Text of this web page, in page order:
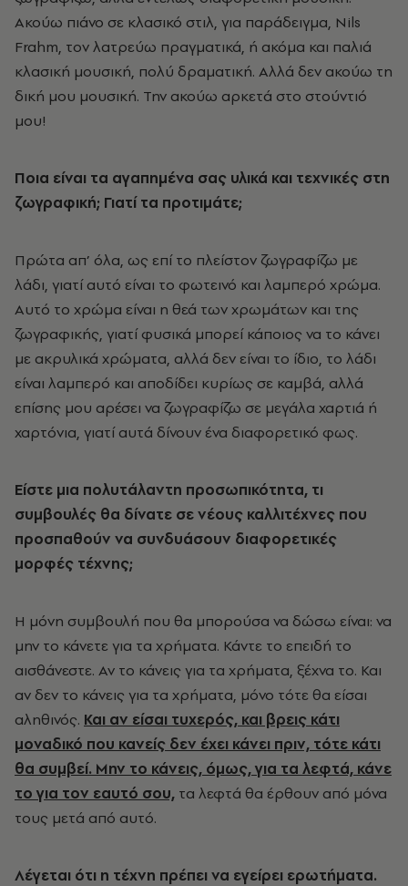
Ακούω πιάνο σε κλασικό στιλ, για παράδειγμα, Nils
Frahm, τον λατρεύω πραγματικά, ή ακόμα και παλιά
κλασική μουσική, πολύ δραματική. Αλλά δεν ακούω τη
δική μου μουσική. Την ακούω αρκετά στο στούντιό
μου!
Ποια είναι τα αγαπημένα σας υλικά και τεχνικές στη
ζωγραφική; Γιατί τα προτιμάτε;
Πρώτα απ’ όλα, ως επί το πλείστον ζωγραφίζω με
λάδι, γιατί αυτό είναι το φωτεινό και λαμπερό χρώμα.
Αυτό το χρώμα είναι η θεά των χρωμάτων και της
ζωγραφικής, γιατί φυσικά μπορεί κάποιος να το κάνει
με ακρυλικά χρώματα, αλλά δεν είναι το ίδιο, το λάδι
είναι λαμπερό και αποδίδει κυρίως σε καμβά, αλλά
επίσης μου αρέσει να ζωγραφίζω σε μεγάλα χαρτιά ή
χαρτόνια, γιατί αυτά δίνουν ένα διαφορετικό φως.
Είστε μια πολυτάλαντη προσωπικότητα, τι
συμβουλές θα δίνατε σε νέους καλλιτέχνες που
προσπαθούν να συνδυάσουν διαφορετικές
μορφές τέχνης;
Η μόνη συμβουλή που θα μπορούσα να δώσω είναι: να
μην το κάνετε για τα χρήματα. Κάντε το επειδή το
αισθάνεστε. Αν το κάνεις για τα χρήματα, ξέχνα το. Και
αν δεν το κάνεις για τα χρήματα, μόνο τότε θα είσαι
αληθινός. Και αν είσαι τυχερός, και βρεις κάτι
μοναδικό που κανείς δεν έχει κάνει πριν, τότε κάτι
θα συμβεί. Μην το κάνεις, όμως, για τα λεφτά, κάνε
το για τον εαυτό σου, τα λεφτά θα έρθουν από μόνα
τους μετά από αυτό.
Λέγεται ότι η τέχνη πρέπει να εγείρει ερωτήματα.